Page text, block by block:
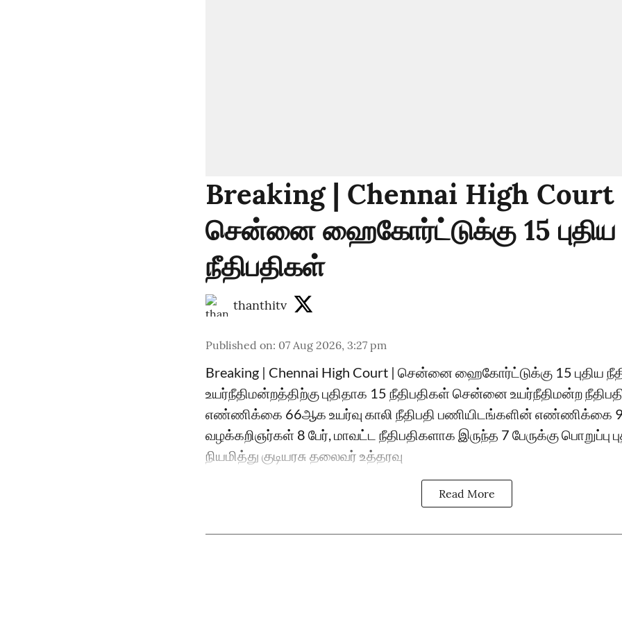
Breaking | Chennai High Court
சென்னை ஹைகோர்ட்டுக்கு 15 புதிய
நீதிபதிகள்
thanthitv
Published on: 07 Aug 2026, 3:27 pm
Breaking | Chennai High Court | சென்னை ஹைகோர்ட்டுக்கு 15 புதிய
உயர்நீதிமன்றத்திற்கு புதிதாக 15 நீதிபதிகள் சென்னை உயர்நீதிமன்ற
எண்ணிக்கை 66ஆக உயர்வு காலி நீதிபதி பணியிடங்களின் எண்ணிக்கை
வழக்கறிஞர்கள் 8 பேர், மாவட்ட நீதிபதிகளாக இருந்த 7 பேருக்கு பொறுப்பு
நியமித்து குடியரசு தலைவர் உத்தரவு
Read More